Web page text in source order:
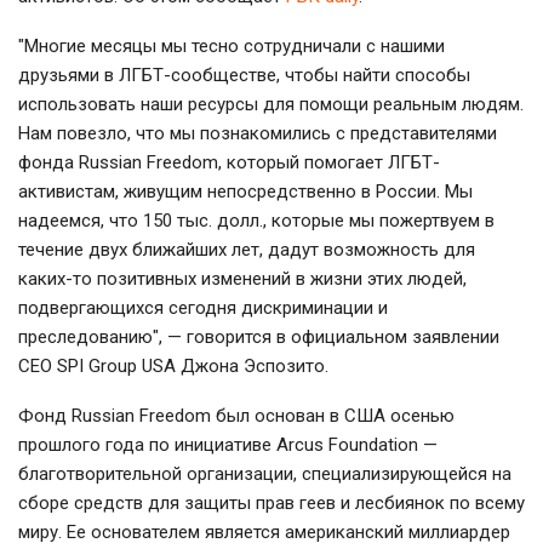
"Многие месяцы мы тесно сотрудничали с нашими
друзьями в ЛГБТ-сообществе, чтобы найти способы
использовать наши ресурсы для помощи реальным людям.
Нам повезло, что мы познакомились с представителями
фонда Russian Freedom, который помогает ЛГБТ-
активистам, живущим непосредственно в России. Мы
надеемся, что 150 тыс. долл., которые мы пожертвуем в
течение двух ближайших лет, дадут возможность для
каких-то позитивных изменений в жизни этих людей,
подвергающихся сегодня дискриминации и
преследованию", — говорится в официальном заявлении
CEO SPI Group USA Джона Эспозито.
Фонд Russian Freedom был основан в США осенью
прошлого года по инициативе Arcus Foundation —
благотворительной организации, специализирующейся на
сборе средств для защиты прав геев и лесбиянок по всему
миру. Ее основателем является американский миллиардер